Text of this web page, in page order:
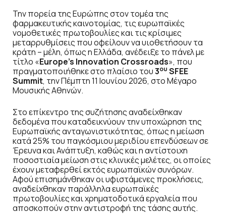
Την πορεία της Ευρώπης στον τομέα της
φαρμακευτικής καινοτομίας, τις ευρωπαϊκές
νομοθετικές πρωτοβουλίες και τις κρίσιμες
μεταρρυθμίσεις που οφείλουν να υιοθετήσουν τα
κράτη – μέλη, όπως η Ελλάδα, ανέδειξε το πάνελ με
τίτλο «Europe’s Innovation Crossroads», που
πραγματοποιήθηκε στο πλαίσιο του3ου SFEE
Summit, την Πέμπτη 11 Ιουνίου 2026, στο Μέγαρο
Μουσικής Αθηνών.
Στο επίκεντρο της συζήτησης αναδείχθηκαν
δεδομένα που καταδεικνύουν την υποχώρηση της
Ευρωπαϊκής ανταγωνιστικότητας, όπως η μείωση
κατά 25% του παγκόσμιου μεριδίου επενδύσεων σε
Έρευνα και Ανάπτυξη, καθώς και η αντίστοιχη
ποσοστιαία μείωση στις κλινικές μελέτες, οι οποίες
έχουν μεταφερθεί εκτός ευρωπαϊκών συνόρων.
Αφού επισημάνθηκαν οι υφιστάμενες προκλήσεις,
αναδείχθηκαν παράλληλα ευρωπαϊκές
πρωτοβουλίες και χρηματοδοτικά εργαλεία που
αποσκοπούν στην αντιστροφή της τάσης αυτής.